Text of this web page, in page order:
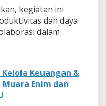
kegiatan ini
dan daya
dalam
Keuangan &
Enim dan